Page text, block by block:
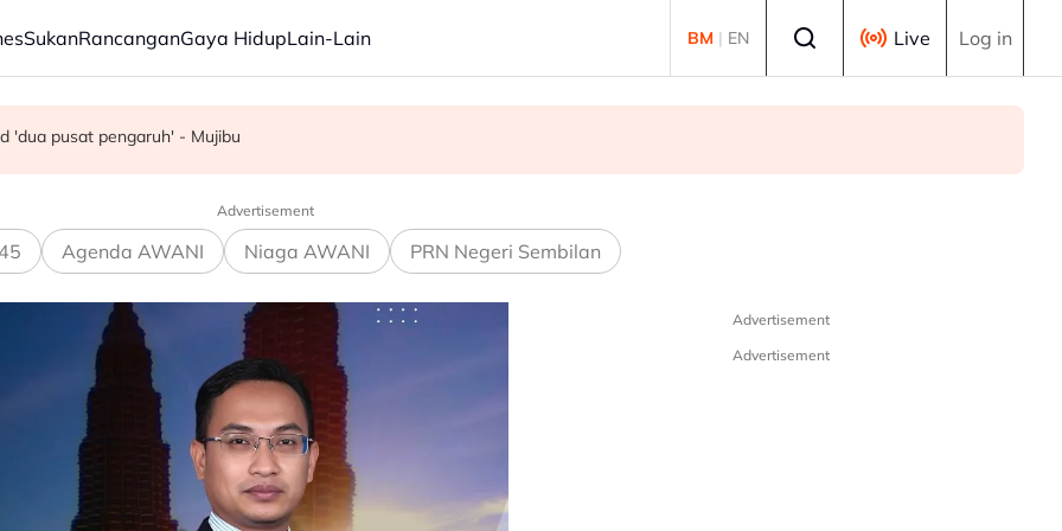
SukanRancanganGaya HidupLain-Lain BM | EN Live Log in
main sentimen rakyat' - AMK
'dua pusat pengaruh' - Mujibu
kanak di kolam renang hingga lemas
Advertisement
Agenda AWANI Niaga AWANI PRN Negeri Sembilan
Advertisement
Advertisement